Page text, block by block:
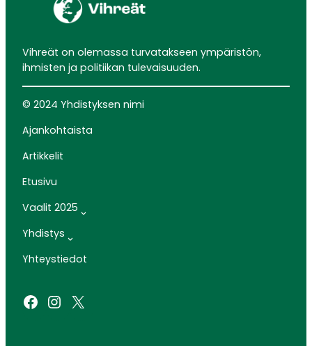
Vihreät on olemassa turvatakseen ympäristön,
ihmisten ja politiikan tulevaisuuden.
© 2024 Yhdistyksen nimi
Ajankohtaista
Artikkelit
Etusivu
Vaalit 2025
Yhdistys
Yhteystiedot
Facebook Instagram X